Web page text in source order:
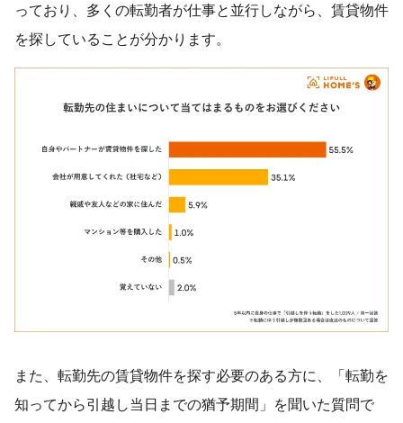
っており、多くの転勤者が仕事と並行しながら、賃貸物件
を探していることが分かります。
また、転勤先の賃貸物件を探す必要のある方に、「転勤を
知ってから引越し当日までの猶予期間」を聞いた質問で